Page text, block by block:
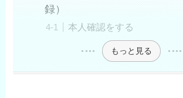
録）
本人確認をする
もっと見る